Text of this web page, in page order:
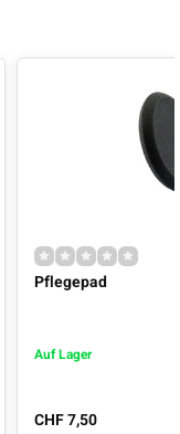
Pflegepad
Auf Lager
CHF 7,50